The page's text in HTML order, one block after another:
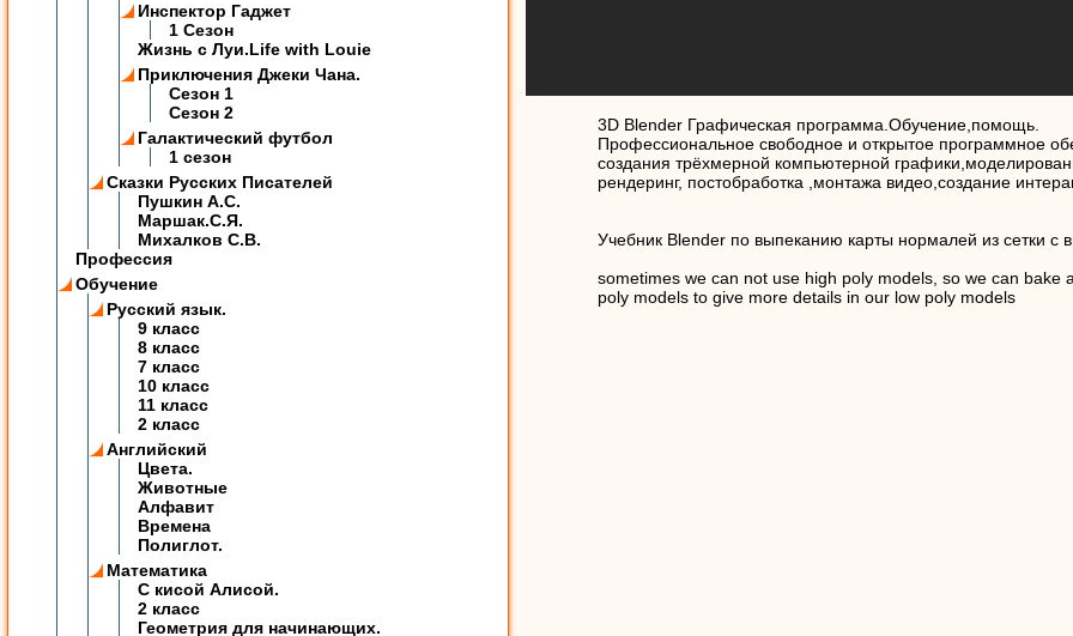
Инспектор Гаджет
1 Сезон
Жизнь с Луи.Life with Louie
Приключения Джеки Чана.
Сезон 1
Сезон 2
Галактический футбол
1 сезон
Сказки Русских Писателей
Пушкин А.С.
Маршак.С.Я.
Михалков С.В.
Профессия
Обучение
Русский язык.
9 класс
8 класс
7 класс
10 класс
11 класс
2 класс
Английский
Цвета.
Животные
Алфавит
Времена
Полиглот.
Математика
C кисой Алисой.
2 класс
Геометрия для начинающих.
3D Blender Графическая программа.Обучение,помощь.
Профессиональное cвободное и открытое программное
создания трёхмерной компьютерной
рендеринг, постобработка ,монтажа видео,создание
Учебник Blender по выпеканию карты нормалей из сетки с
sometimes we can not use high poly models, so we can bake
poly models to give more details in our low poly models